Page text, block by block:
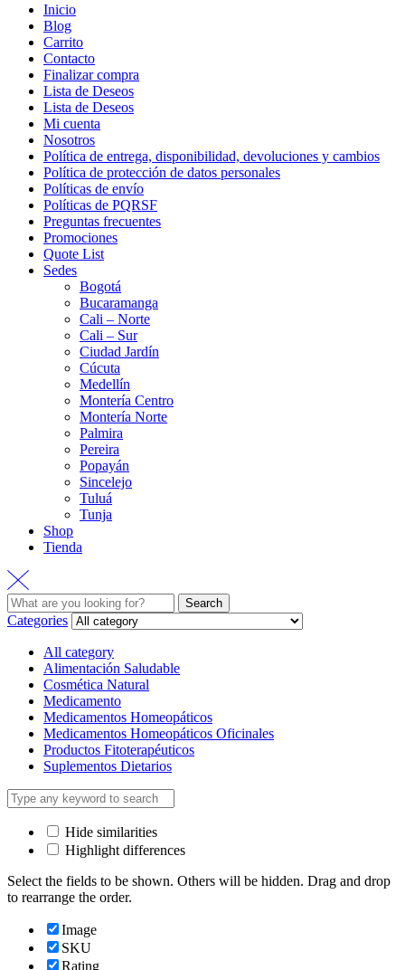
Inicio
Blog
Carrito
Contacto
Finalizar compra
Lista de Deseos
Lista de Deseos
Mi cuenta
Nosotros
Política de entrega, disponibilidad, devoluciones y cambios
Política de protección de datos personales
Políticas de envío
Políticas de PQRSF
Preguntas frecuentes
Promociones
Quote List
Sedes
Bogotá
Bucaramanga
Cali – Norte
Cali – Sur
Ciudad Jardín
Cúcuta
Medellín
Montería Centro
Montería Norte
Palmira
Pereira
Popayán
Sincelejo
Tuluá
Tunja
Shop
Tienda
Search
Categories
All category
Alimentación Saludable
Cosmética Natural
Medicamento
Medicamentos Homeopáticos
Medicamentos Homeopáticos Oficinales
Productos Fitoterapéuticos
Suplementos Dietarios
Hide similarities
Highlight differences
Select the fields to be shown. Others will be hidden. Drag and drop
to rearrange the order.
Image
SKU
Rating